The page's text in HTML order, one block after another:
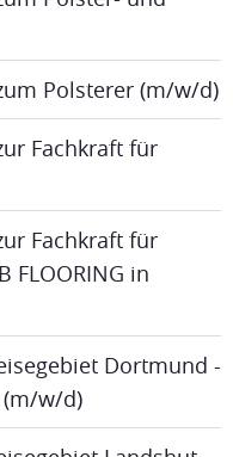
Polsterer (m/w/d)
Fachkraft für
Fachkraft für
FLOORING in
Dortmund -
w/d)